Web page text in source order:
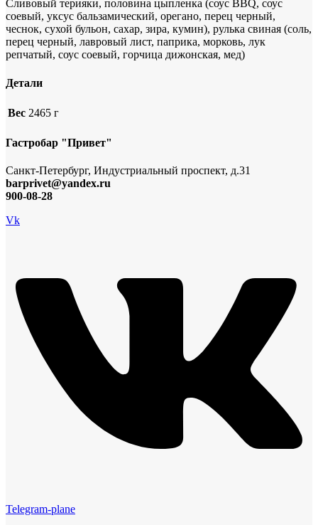
Сливовый терияки, половина цыпленка (соус BBQ, соус
соевый, уксус бальзамический, орегано, перец черный,
чеснок, сухой бульон, сахар, зира, кумин), рулька свиная (соль,
перец черный, лавровый лист, паприка, морковь, лук
репчатый, соус соевый, горчица дижонская, мед)
Детали
Вес 2465 г
Гастробар "Привет"
Санкт-Петербург, Индустриальный проспект, д.31
barprivet@yandex.ru
900-08-28
Vk
Telegram-plane